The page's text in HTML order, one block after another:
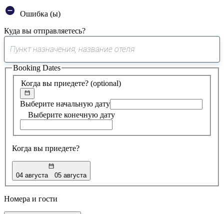
Ошибка (ы)
Куда вы отправляетесь?
0
предложение
найдено
Когда вы приедете? (optional)
Выберите начальную дату
Выберите конечную дату
Когда вы приедете?
04 августа 05 августа
Booking Dates
Номера и гости